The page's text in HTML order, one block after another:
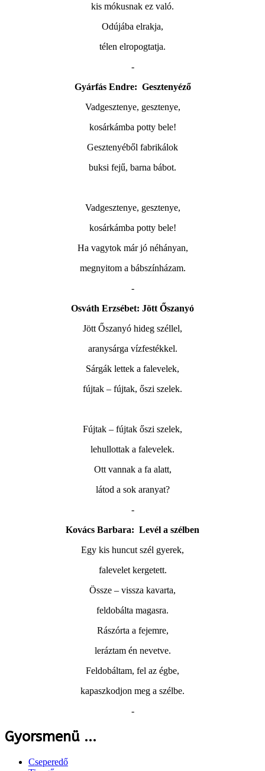
kis mókusnak ez való.
Odújába elrakja,
télen elropogtatja.
-
Gyárfás Endre: Gesztenyéző
Vadgesztenye, gesztenye,
kosárkámba potty bele!
Gesztenyéből fabrikálok
buksi fejű, barna bábot.
Vadgesztenye, gesztenye,
kosárkámba potty bele!
Ha vagytok már jó néhányan,
megnyitom a bábszínházam.
-
Osváth Erzsébet: Jött Őszanyó
Jött Őszanyó hideg széllel,
aranysárga vízfestékkel.
Sárgák lettek a falevelek,
fújtak – fújtak, őszi szelek.
Fújtak – fújtak őszi szelek,
lehullottak a falevelek.
Ott vannak a fa alatt,
látod a sok aranyat?
-
Kovács Barbara: Levél a szélben
Egy kis huncut szél gyerek,
falevelet kergetett.
Össze – vissza kavarta,
feldobálta magasra.
Rászórta a fejemre,
leráztam én nevetve.
Feldobáltam, fel az égbe,
kapaszkodjon meg a szélbe.
-
Gyorsmenü ...
Cseperedő